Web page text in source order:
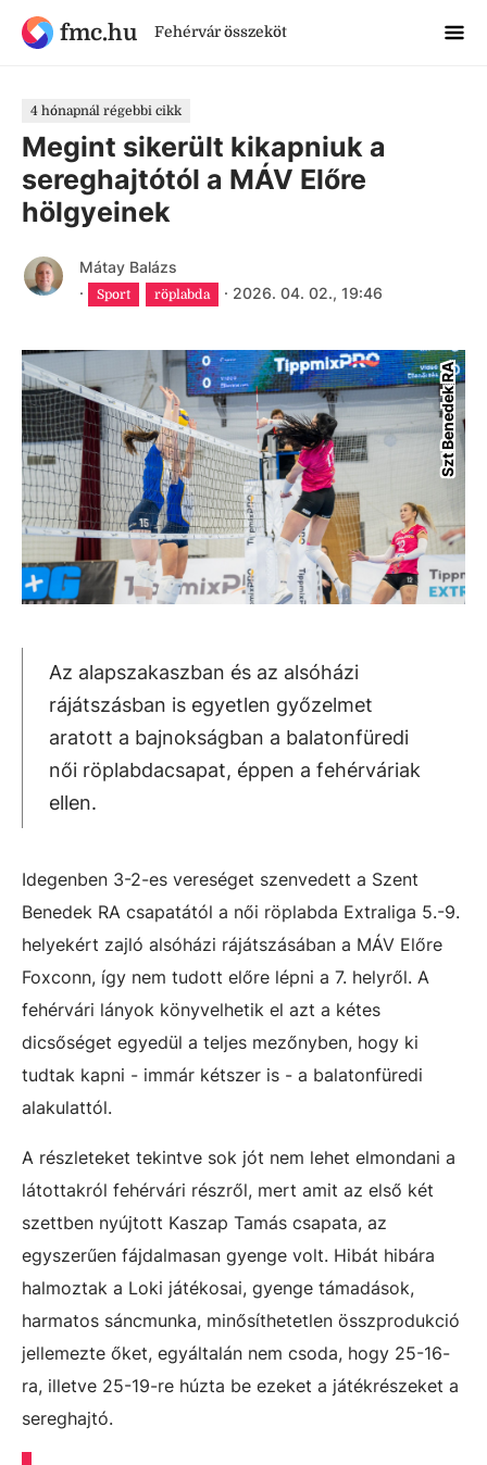
fmc.hu Fehérvár összeköt
4 hónapnál régebbi cikk
Megint sikerült kikapniuk a
sereghajtótól a MÁV Előre
hölgyeinek
Mátay Balázs
·
Sport röplabda · 2026. 04. 02., 19:46
Szt Benedek RA
Az alapszakaszban és az alsóházi
rájátszásban is egyetlen győzelmet
aratott a bajnokságban a balatonfüredi
női röplabdacsapat, éppen a fehérváriak
ellen.
Idegenben 3-2-es vereséget szenvedett a Szent
Benedek RA csapatától a női röplabda Extraliga 5.-9.
helyekért zajló alsóházi rájátszásában a MÁV Előre
Foxconn, így nem tudott előre lépni a 7. helyről. A
fehérvári lányok könyvelhetik el azt a kétes
dicsőséget egyedül a teljes mezőnyben, hogy ki
tudtak kapni - immár kétszer is - a balatonfüredi
alakulattól.
A részleteket tekintve sok jót nem lehet elmondani a
látottakról fehérvári részről, mert amit az első két
szettben nyújtott Kaszap Tamás csapata, az
egyszerűen fájdalmasan gyenge volt. Hibát hibára
halmoztak a Loki játékosai, gyenge támadások,
harmatos sáncmunka, minősíthetetlen összprodukció
jellemezte őket, egyáltalán nem csoda, hogy 25-16-
ra, illetve 25-19-re húzta be ezeket a játékrészeket a
sereghajtó.